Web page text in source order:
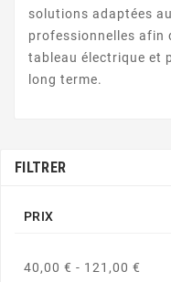
solutions adaptées
professionnelles afin
tableau électrique et
long terme.
FILTRER
PRIX
40,00 € - 121,00 €